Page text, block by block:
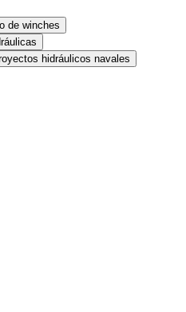
de winches
Desarrollo y ejecución de proyectos hidráulicos navales